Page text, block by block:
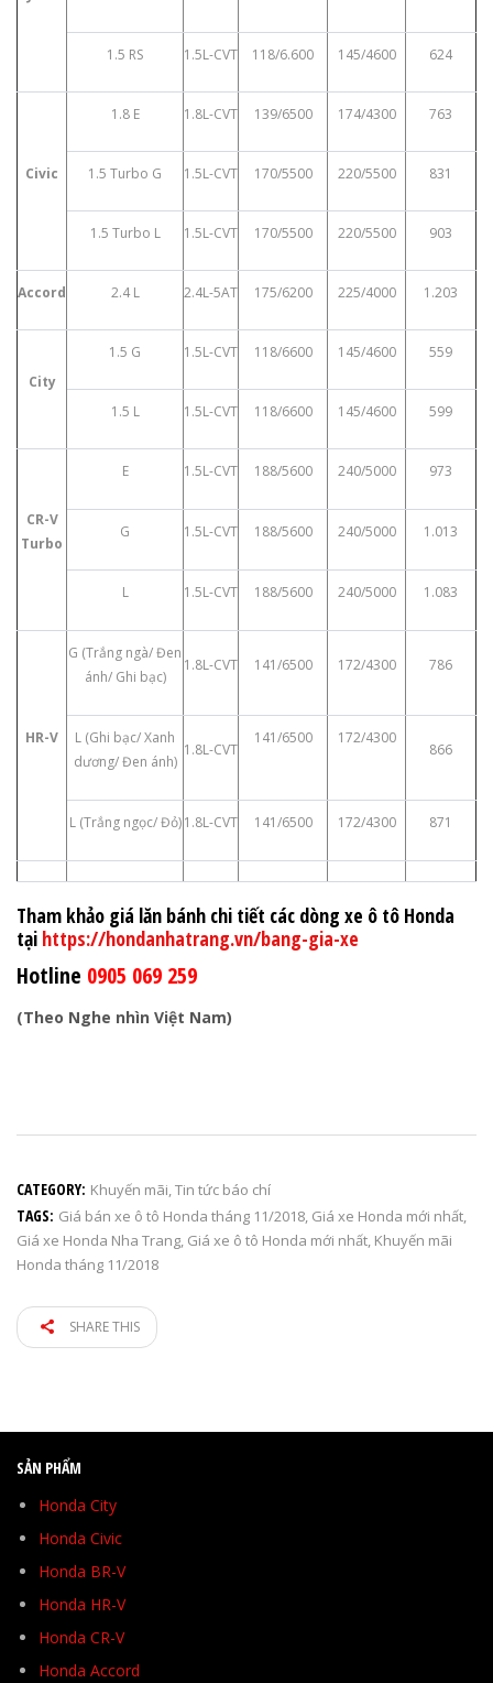
1.5 RS 1.5L-CVT 118/6.600 145/4600 624
Civic
1.8 E 1.8L-CVT 139/6500 174/4300 763
1.5 Turbo G 1.5L-CVT 170/5500 220/5500 831
1.5 Turbo L 1.5L-CVT 170/5500 220/5500 903
Accord 2.4 L 2.4L-5AT 175/6200 225/4000 1.203
City
1.5 G 1.5L-CVT 118/6600 145/4600 559
1.5 L 1.5L-CVT 118/6600 145/4600 599
CR-V
Turbo
E 1.5L-CVT 188/5600 240/5000 973
G 1.5L-CVT 188/5600 240/5000 1.013
L 1.5L-CVT 188/5600 240/5000 1.083
HR-V
G (Trắng ngà/ Đen
ánh/ Ghi bạc)
1.8L-CVT 141/6500 172/4300 786
L (Ghi bạc/ Xanh
dương/ Đen ánh)
1.8L-CVT
141/6500 172/4300
866
L (Trắng ngọc/ Đỏ) 1.8L-CVT 141/6500 172/4300 871
Tham khảo giá lăn bánh chi tiết các dòng xe ô tô Honda
tại https://hondanhatrang.vn/bang-gia-xe
Hotline 0905 069 259
(Theo Nghe nhìn Việt Nam)
CATEGORY: Khuyến mãi,Tin tức báo chí
TAGS: Giá bán xe ô tô Honda tháng 11/2018, Giá xe Honda mới nhất,
Giá xe Honda Nha Trang, Giá xe ô tô Honda mới nhất, Khuyến mãi
Honda tháng 11/2018
SHARE THIS
SẢN PHẨM
Honda City
Honda Civic
Honda BR-V
Honda HR-V
Honda CR-V
Honda Accord